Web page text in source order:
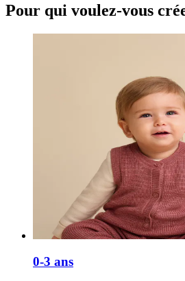
Pour qui voulez-vous
0-3 ans